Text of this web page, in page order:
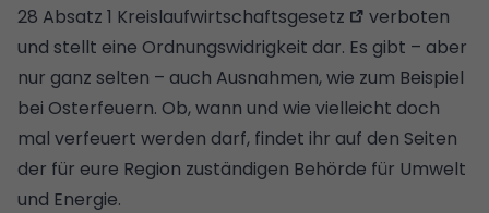
28 Absatz 1 Kreislaufwirtschaftsgesetz
verboten
und stellt eine Ordnungswidrigkeit dar. Es gibt – aber
nur ganz selten – auch Ausnahmen, wie zum Beispiel
bei Osterfeuern. Ob, wann und wie vielleicht doch
mal verfeuert werden darf, findet ihr auf den Seiten
der für eure Region zuständigen Behörde für Umwelt
und Energie.